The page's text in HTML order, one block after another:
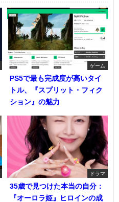
ゲーム
PS5で最も完成度が高いタイ
トル、『スプリット・フィク
ション』の魅力
ドラマ
35歳で見つけた本当の自分：
『オーロラ姫』ヒロインの成